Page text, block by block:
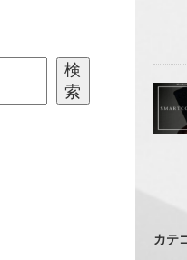
検
索
カテ